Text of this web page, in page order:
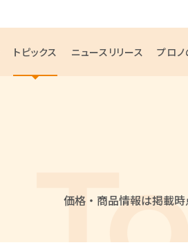
トピックス ニュースリリース プロ
価格・商品情報は掲載時